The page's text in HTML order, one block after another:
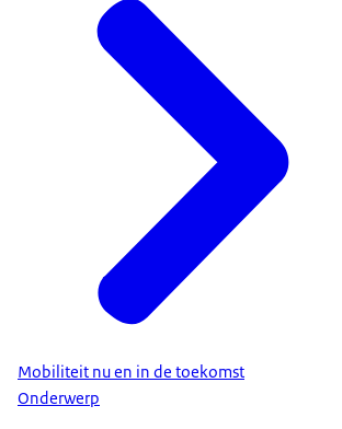
Mobiliteit nu en in de toekomst
Onderwerp